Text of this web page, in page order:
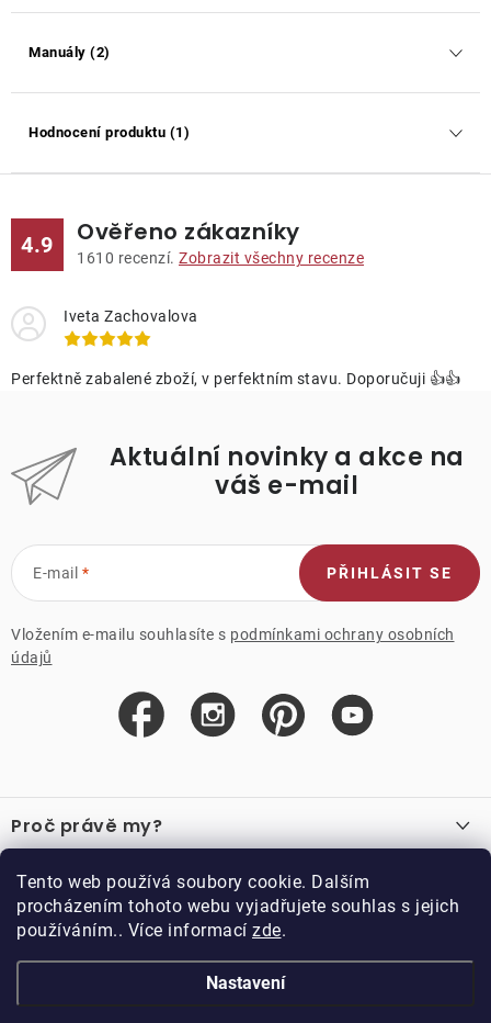
Tento web používá soubory cookie. Dalším
procházením tohoto webu vyjadřujete souhlas s jejich
používáním.. Více informací zde.
Nastavení
Manuály (2)
Hodnocení produktu (1)
4.9 Ověřeno zákazníky
1610 recenzí. Zobrazit všechny recenze
Iveta Zachovalova
Perfektně zabalené zboží, v perfektním stavu. Doporučuji 👍👍
Aktuální novinky a akce na
váš e-mail
E-mail
Vložením e-mailu souhlasíte s podmínkami ochrany osobních
údajů
PŘIHLÁSIT SE
á
p
a
Proč právě my?
Recenze
Důležité odkazy
Velkoobchod
Vzorková prodejna
Kariéra
O nákupu
Obchodní podmínky